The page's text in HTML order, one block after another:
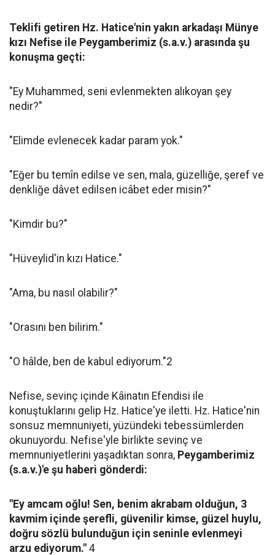
Teklifi getiren Hz. Hatice'nin yakın arkadaşı Münye
kızı Nefise ile Peygamberimiz (s.a.v.) arasında şu
konuşma geçti:
"Ey Muhammed, seni evlenmekten alıkoyan şey
nedir?"
"Elimde evlenecek kadar param yok."
"Eğer bu temîn edilse ve sen, mala, güzelliğe, şeref ve
denkliğe dâvet edilsen icâbet eder misin?"
"Kimdir bu?"
"Hüveylid'in kızı Hatice."
"Ama, bu nasıl olabilir?"
"Orasını ben bilirim."
"O hâlde, ben de kabul ediyorum."2
Nefise, sevinç içinde Kâinatın Efendisi ile
konuştuklarını gelip Hz. Hatice'ye iletti. Hz. Hatice'nin
sonsuz memnuniyeti, yüzündeki tebessümlerden
okunuyordu. Nefise'yle birlikte sevinç ve
memnuniyetlerini yaşadıktan sonra, Peygamberimiz
(s.a.v.)'e şu haberi gönderdi:
"Ey amcam oğlu! Sen, benim akrabam olduğun, 3
kavmim içinde şerefli, güvenilir kimse, güzel huylu,
doğru sözlü bulunduğun için seninle evlenmeyi
arzu ediyorum." 4